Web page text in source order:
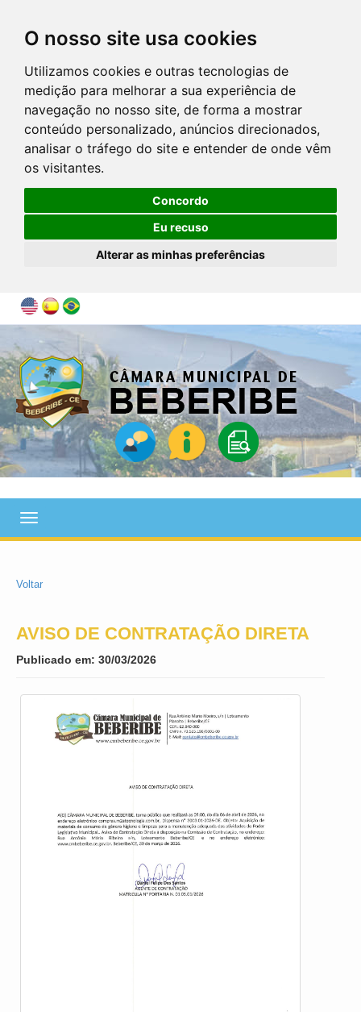
O nosso site usa cookies
Utilizamos cookies e outras tecnologias de
medição para melhorar a sua experiência de
navegação no nosso site, de forma a mostrar
conteúdo personalizado, anúncios direcionados,
analisar o tráfego do site e entender de onde vêm
os visitantes.
Concordo
Eu recuso
Alterar as minhas preferências
Toggle
navigation
Voltar
AVISO DE CONTRATAÇÃO DIRETA
Publicado em: 30/03/2026